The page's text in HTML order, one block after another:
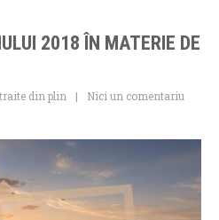
2018 ÎN MATERIE DE
din plin
Nici un comentariu